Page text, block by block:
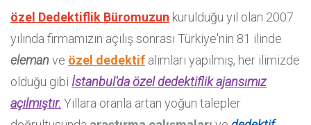
özel Dedektiflik Büromuzun kurulduğu yıl olan 2007
yılında firmamızın açılış sonrası Türkiye'nin 81 ilinde
elemanve özel dedektif alımları yapılmış, her ilimizde
olduğu gibi İstanbul'da özel dedektiflik ajansımız
açılmıştır. Yıllara oranla artan yoğun talepler